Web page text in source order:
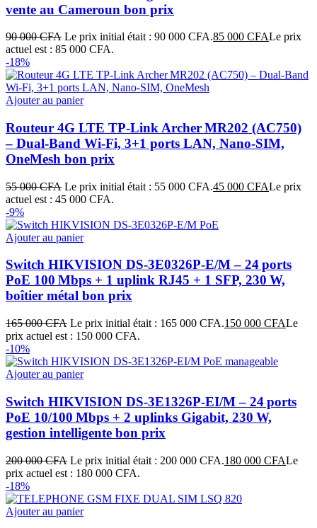
vente au Cameroun bon prix
90 000CFA Le prix initial était : 90 000 CFA.85 000 CFALe prix
actuel est : 85 000 CFA.
-18%
Ajouter au panier
Routeur 4G LTE TP‑Link Archer MR202 (AC750)
– Dual‑Band Wi‑Fi, 3+1 ports LAN, Nano‑SIM,
OneMesh bon prix
55 000CFA Le prix initial était : 55 000 CFA.45 000 CFALe prix
actuel est : 45 000 CFA.
-9%
Ajouter au panier
Switch HIKVISION DS‑3E0326P‑E/M – 24 ports
PoE 100 Mbps + 1 uplink RJ45 + 1 SFP, 230 W,
boîtier métal bon prix
165 000CFA Le prix initial était : 165 000 CFA.150 000 CFALe
prix actuel est : 150 000 CFA.
-10%
Ajouter au panier
Switch HIKVISION DS‑3E1326P‑EI/M – 24 ports
PoE 10/100 Mbps + 2 uplinks Gigabit, 230 W,
gestion intelligente bon prix
200 000CFA Le prix initial était : 200 000 CFA.180 000 CFALe
prix actuel est : 180 000 CFA.
-18%
Ajouter au panier